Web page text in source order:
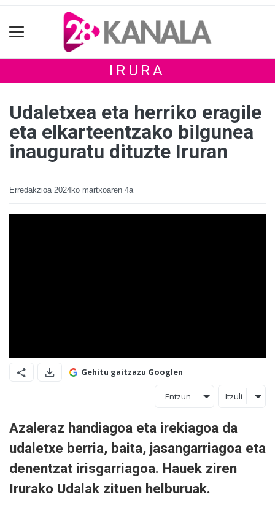
IRURA
Udaletxea eta herriko eragile
eta elkarteentzako bilgunea
inauguratu dituzte Iruran
Erredakzioa 2024ko martxoaren 4a
Gehitu gaitzazu Googlen
Entzun Itzuli
Azaleraz handiagoa eta irekiagoa da
udaletxe berria, baita, jasangarriagoa eta
denentzat irisgarriagoa. Hauek ziren
Irurako Udalak zituen helburuak.